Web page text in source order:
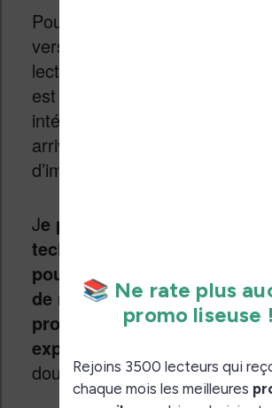
Pour l’instant, il faudra se
versions iPad de ces
lecture sur le Vision Pro,
est au rendez-vous, cela serait
intéressant de voir ce que
arriveront à proposer en termes
d’immersion dans la lecture.
Je pense que le Vision Pro
technologie intéressante et
pour la lecture de bandes
de mangas et j’espère que
profitera de cet appareil pour
expérimenter à ce niveau
doute évidemment)